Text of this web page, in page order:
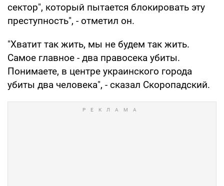
сектор", который пытается блокировать эту
преступность", - отметил он.
"Хватит так жить, мы не будем так жить.
Самое главное - два правосека убиты.
Понимаете, в центре украинского города
убиты два человека", - сказал Скоропадский.